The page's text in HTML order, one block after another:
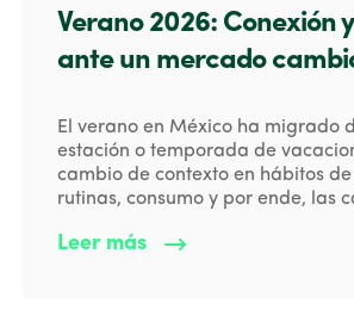
Verano 2026: Conexión
ante un mercado
El verano en México ha migrado
estación o temporada de
cambio de contexto en hábitos
rutinas, consumo y por ende, las
Leer más